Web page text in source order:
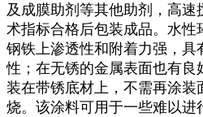
及成膜助剂等其他助剂，高
术指标合格后包装成品。水性
钢铁上渗透性和附着力强，具
性；在无锈的金属表面也有良
装在带锈底材上，不需再涂装
烧。该涂料可用于一些难以进